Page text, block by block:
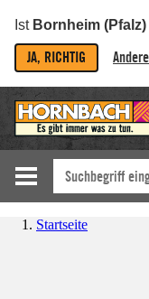
Ist Bornheim (Pfalz)
JA, RICHTIG
Startseite